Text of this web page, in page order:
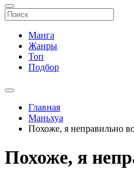
Манга
Жанры
Топ
Подбор
Главная
Маньхуа
Похоже, я неправильно
Похоже, я